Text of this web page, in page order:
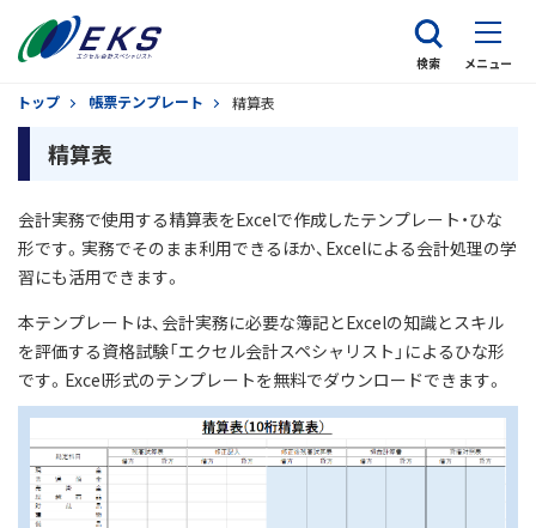
メニュー
検索
トップ 帳票テンプレート 精算表
精算表
会計実務で使用する精算表をExcelで作成したテンプレート・ひな
形です。実務でそのまま利用できるほか、Excelによる会計処理の学
習にも活用できます。
本テンプレートは、会計実務に必要な簿記とExcelの知識とスキル
を評価する資格試験「エクセル会計スペシャリスト」によるひな形
です。Excel形式のテンプレートを無料でダウンロードできます。